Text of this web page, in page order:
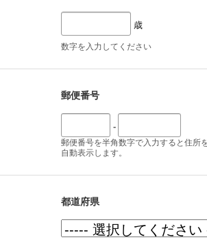
歳
数字を入力してください
郵便番号
-
郵便番号を半角数字で入力すると住所
自動表示します。
都道府県